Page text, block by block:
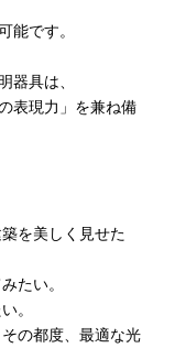
能です。
器具は、
表現力」を兼ね備
を美しく見せた
たい。
。
の都度、最適な光